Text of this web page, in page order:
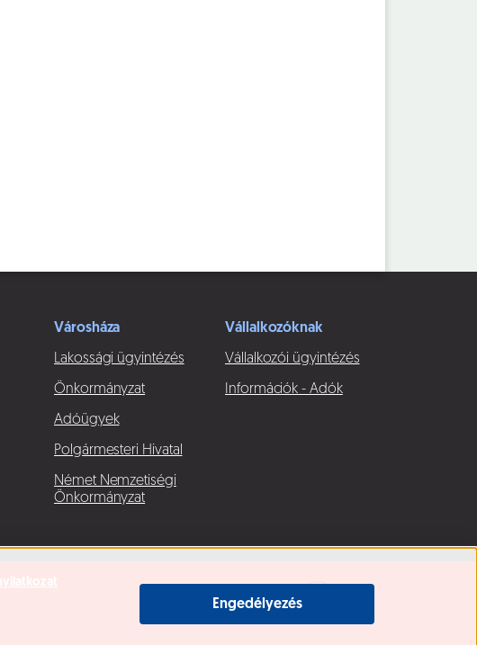
Engedélyezés
Városháza
Lakossági ügyintézés
Önkormányzat
Adóügyek
Polgármesteri Hivatal
Német Nemzetiségi
Önkormányzat
Vállalkozóknak
Vállalkozói ügyintézés
Információk - Adók